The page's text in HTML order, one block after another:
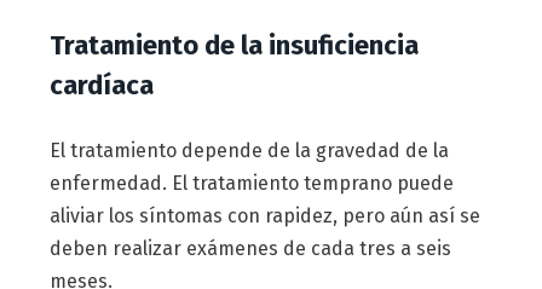
Tratamiento de la insuficiencia
cardíaca
El tratamiento depende de la gravedad de la
enfermedad. El tratamiento temprano puede
aliviar los síntomas con rapidez, pero aún así se
deben realizar exámenes de cada tres a seis
meses.